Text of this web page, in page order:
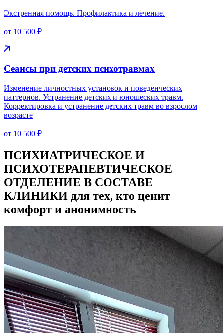
Экстренная помощь. Профилактика и лечение.
от 10 500 ₽
Сеансы при детских психотравмах
Изменение личностных установок и поведенческих
паттернов. Устранение детских и юношеских травм.
Корректировка и устранение детских травм во взрослом
возрасте
от 10 500 ₽
ПСИХИАТРИЧЕСКОЕ И
ПСИХОТЕРАПЕВТИЧЕСКОЕ
ОТДЕЛЕНИЕ В СОСТАВЕ
КЛИНИКИ для тех, кто ценит
комфорт и анонимность